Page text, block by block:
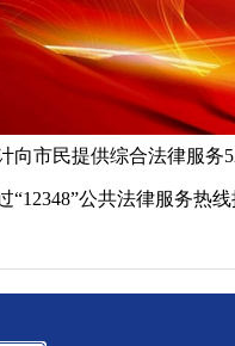
市民提供综合法律服务
“12348”公共法律服务热